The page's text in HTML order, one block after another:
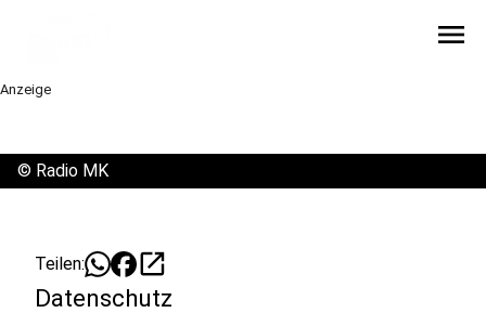
menu
Anzeige
© Radio MK
Teilen: open_in_new
Datenschutz